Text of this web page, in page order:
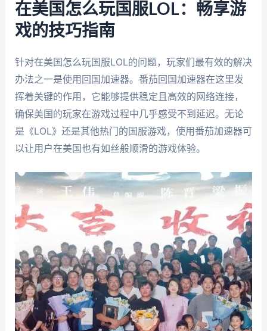
在美国怎么玩国服LOL：畅享游
戏的技巧指南
针对在美国怎么玩国服LOL的问题，玩家们最有效的解决
办法之一是使用回国加速器。番茄回国加速器在这里发
挥着关键的作用，它能够提供稳定且高效的网络连接，
确保美国的玩家在游戏过程中几乎感受不到延迟。无论
是《LOL》还是其他热门的国服游戏，使用番茄加速器可
以让用户在美国也有如丝般顺滑的游戏体验。